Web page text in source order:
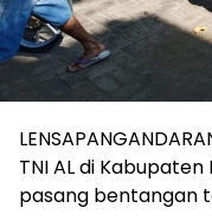
TNI AL di
pasang bentangan